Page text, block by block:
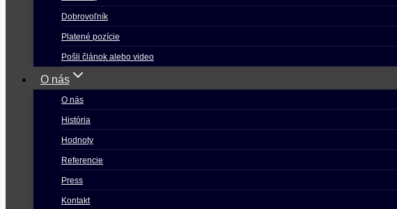
Dobrovoľník
Platené pozície
Pošli článok alebo video
O nás
O nás
História
Hodnoty
Referencie
Press
Kontakt